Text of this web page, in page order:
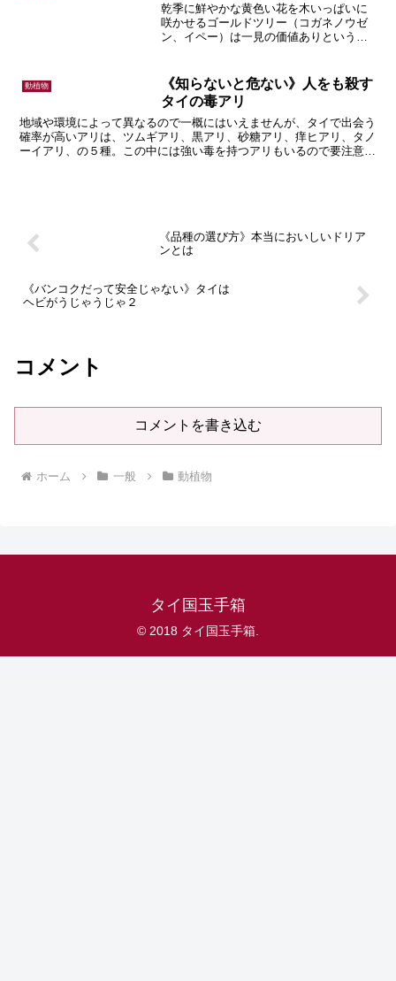
乾季に鮮やかな黄色い花を木いっぱいに
咲かせるゴールドツリー（コガネノウゼ
ン、イペー）は一見の価値ありという
動植物
《知らないと危ない》人をも殺す
タイの毒アリ
地域や環境によって異なるので一概にはいえませんが、タイで出会う
確率が高いアリは、ツムギアリ、黒アリ、砂糖アリ、痒ヒアリ、タノ
ーイアリ、の５種。この中には強い毒を持つアリもいるので要注意、
《品種の選び方》本当においしいドリア
ンとは
《バンコクだって安全じゃない》タイは
ヘビがうじゃうじゃ２
コメント
コメントを書き込む
ホーム 一般 動植物
タイ国玉手箱
© 2018 タイ国玉手箱.